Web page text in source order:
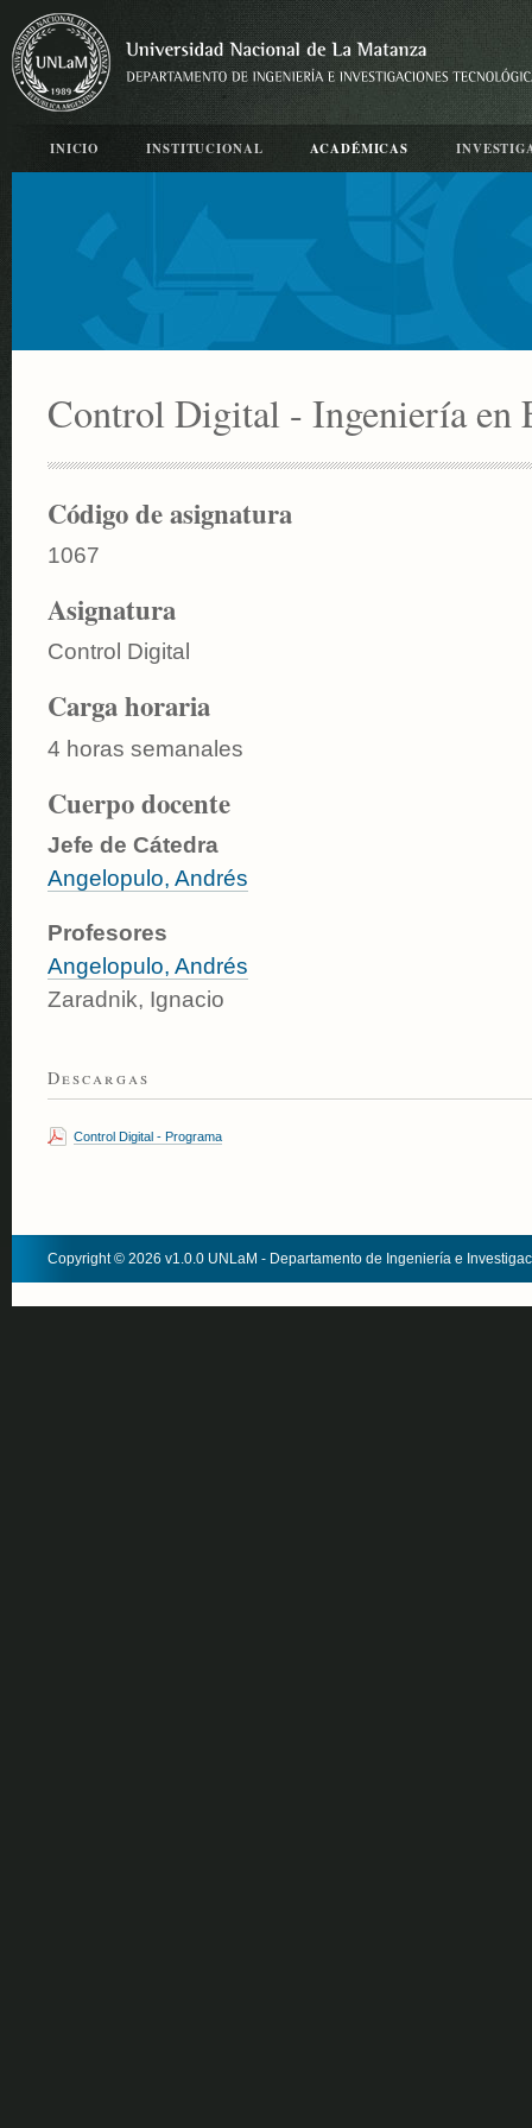
INICIO INSTITUCIONAL ACADÉMICAS
Control Digital - Ingeniería en
Código de asignatura
1067
Asignatura
Control Digital
Carga horaria
4 horas semanales
Cuerpo docente
Jefe de Cátedra
Angelopulo, Andrés
Profesores
Angelopulo, Andrés
Zaradnik, Ignacio
Descargas
Control Digital - Programa
Copyright © 2026 v1.0.0 UNLaM - Departamento de Ingeniería e